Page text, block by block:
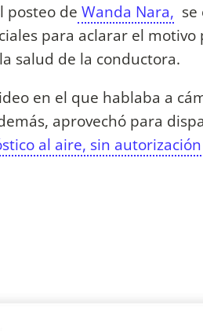
posteo de Wanda Nara, se
para aclarar el
salud de la conductora.
en el que hablaba a
aprovechó para
al aire, sin